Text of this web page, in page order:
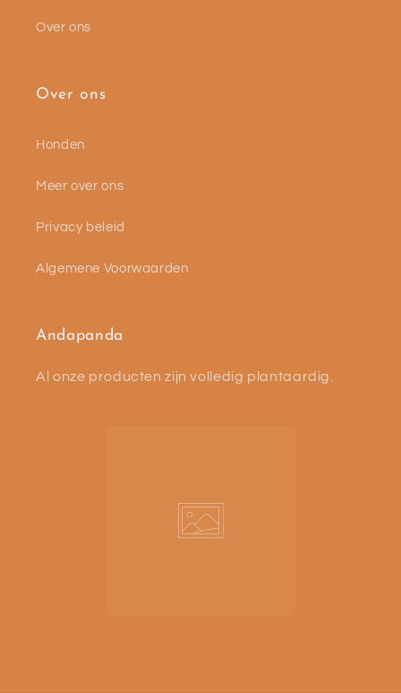
Over ons
Over ons
Honden
Meer over ons
Privacy beleid
Algemene Voorwaarden
Andapanda
Al onze producten zijn volledig plantaardig.